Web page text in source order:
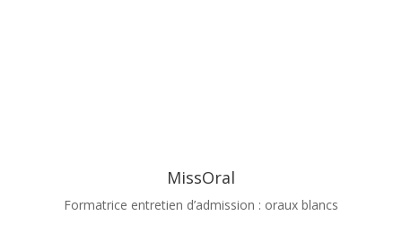
MissOral
Formatrice entretien d’admission : oraux blancs